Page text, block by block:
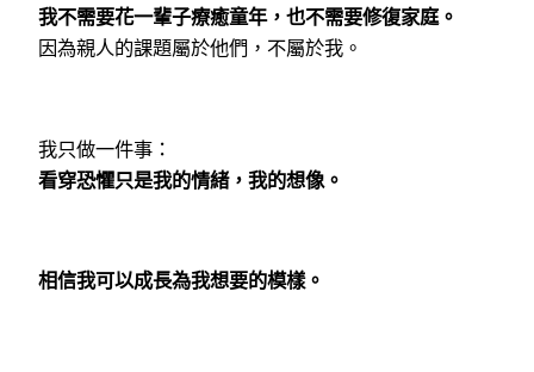
我不需要花一輩子療癒童年，也不需要修復家庭。
因為親人的課題屬於他們，不屬於我。
我只做一件事：
看穿恐懼只是我的情緒，我的想像。
相信我可以成長為我想要的模樣。